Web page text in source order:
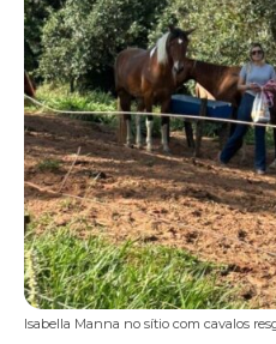
Isabella Manna no sítio com cavalos